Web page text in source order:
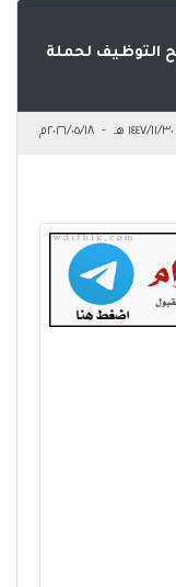
التوظيف لحملة
- ٢٠٢٦/٠٥/١٨م